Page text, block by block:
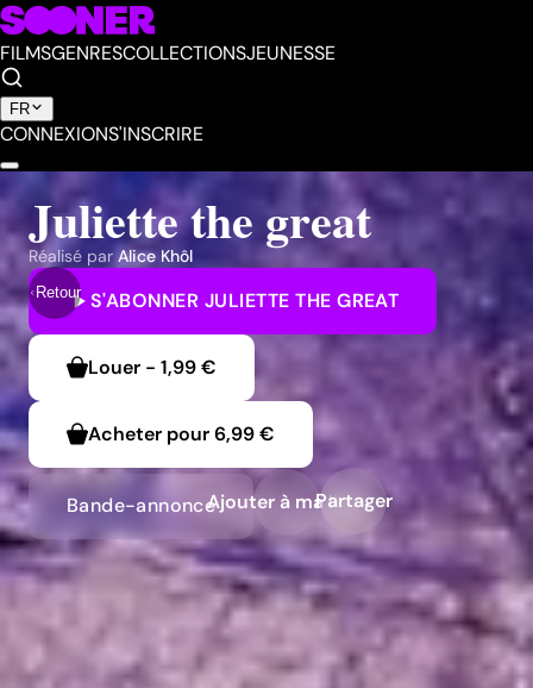
FILMSGENRESCOLLECTIONSJEUNESSE
FR
CONNEXIONS'INSCRIRE
Retour
Juliette the great
Réalisé par Alice Khôl
S'ABONNER JULIETTE THE GREAT
Louer - 1,99 €
Acheter pour6,99 €
Bande-annonceAjouter à ma liste
Partager